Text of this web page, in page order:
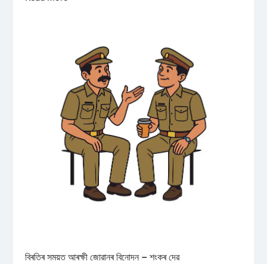
বিৰতিৰ সময়ত আৰক্ষী জোৱানৰ বিনোদন – শংকৰ দেৱ